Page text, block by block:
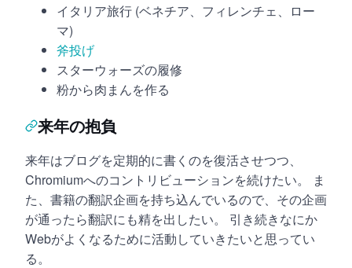
イタリア旅行 (ベネチア、フィレンチェ、ロー
マ)
斧投げ
スターウォーズの履修
粉から肉まんを作る
来年の抱負
来年はブログを定期的に書くのを復活させつつ、
Chromiumへのコントリビューションを続けたい。 ま
た、書籍の翻訳企画を持ち込んでいるので、その企画
が通ったら翻訳にも精を出したい。 引き続きなにか
Webがよくなるために活動していきたいと思ってい
る。